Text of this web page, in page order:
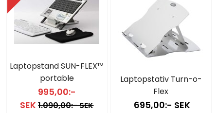
Laptopstand SUN-FLEX™
portable
995,00:-
SEK 1.090,00:- SEK
Laptopstativ Turn-o-
Flex
695,00:- SEK